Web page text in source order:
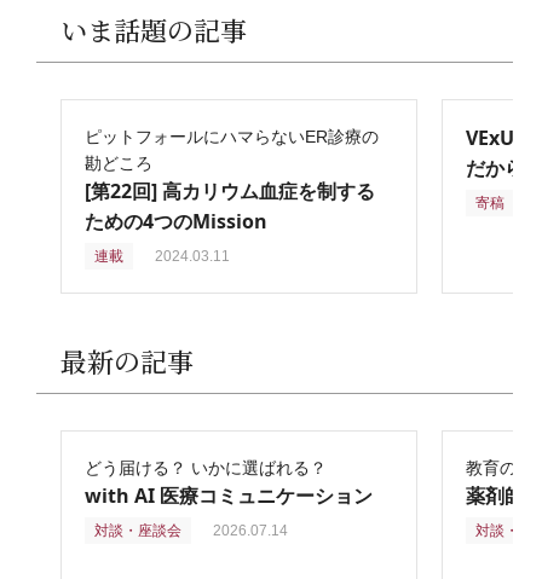
いま話題の記事
ピットフォールにハマらないER診療の
勘どころ
[第22回] 高カリウム血症を制する
ための4つのMission
連載 2024.03.11
VExUS
だから
寄稿
最新の記事
どう届ける？ いかに選ばれる？
with AI 医療コミュニケーション
対談・座談会 2026.07.14
教育の再
薬剤師
対談・座